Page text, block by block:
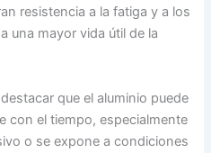
resistencia a la fatiga y a los
una mayor vida útil de la
que el aluminio puede
con el tiempo, especialmente
o se expone a condiciones